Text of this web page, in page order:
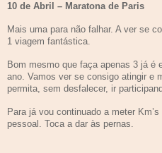
10 de Abril – Maratona de Paris
Mais uma para não falhar. A ver se
1 viagem fantástica.
Bom mesmo que faça apenas 3 já
ano. Vamos ver se consigo atingir e
permita, sem desfalecer, ir
Para já vou continuado a meter
pessoal. Toca a dar às pernas.